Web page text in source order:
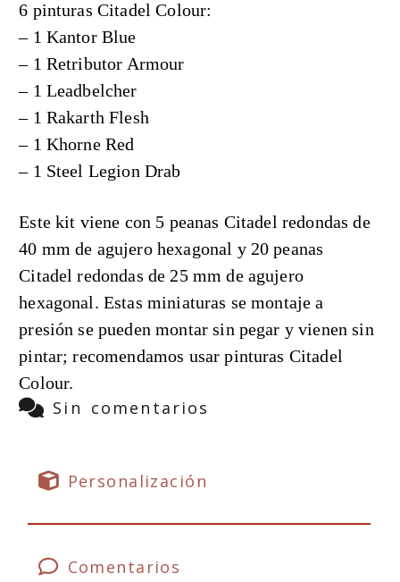
6 pinturas Citadel Colour:
– 1 Kantor Blue
– 1 Retributor Armour
– 1 Leadbelcher
– 1 Rakarth Flesh
– 1 Khorne Red
– 1 Steel Legion Drab
Este kit viene con 5 peanas Citadel redondas de
40 mm de agujero hexagonal y 20 peanas
Citadel redondas de 25 mm de agujero
hexagonal. Estas miniaturas se montaje a
presión se pueden montar sin pegar y vienen sin
pintar; recomendamos usar pinturas Citadel
Colour.
Sin comentarios
Personalización
Comentarios